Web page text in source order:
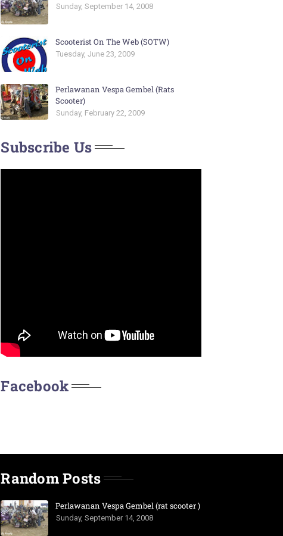
Sunday, September 14, 2008
Scooterist On The Web (SOTW)
Tuesday, June 23, 2009
Perlawanan Vespa Gembel (Rats
Scooter)
Sunday, February 22, 2009
Subscribe Us
Facebook
Random Posts
Perlawanan Vespa Gembel (rat scooter )
Sunday, September 14, 2008